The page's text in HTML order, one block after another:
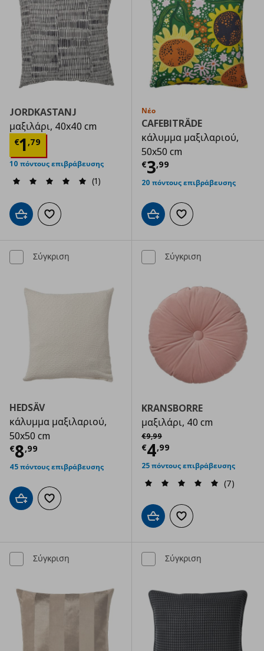
JORDKASTANJ
μαξιλάρι, 40x40 cm
€1,79
Τρέχουσα τιμή € 1,79
10 πόντους επιβράβευσης
(1)
Προσθήκη στο καλάθι
Προσθήκη στα αγαπημένα
Νέο
CAFEBITRÄDE
κάλυμμα μαξιλαριού,
50x50 cm
€3,99
Τρέχουσα
20 πόντους επιβράβευσης
Προσθήκη στο καλάθι
Προσθήκη στα
Σύγκριση
HEDSÄV
κάλυμμα μαξιλαριού,
50x50 cm
€8,99
Τρέχουσα τιμή € 8,99
45 πόντους επιβράβευσης
Προσθήκη στο καλάθι
Προσθήκη στα αγαπημένα
Σύγκριση
KRANSBORRE
μαξιλάρι, 40 cm
€9,99
Αρχική τιμή
€4,99
Τρέχουσα
25 πόντους επιβράβευσης
(7)
Προσθήκη στο καλάθι
Προσθήκη στα
Σύγκριση Σύγκριση